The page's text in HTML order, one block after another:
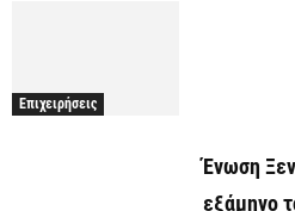
Επιχειρήσεις
Ένωση
εξάμηνο